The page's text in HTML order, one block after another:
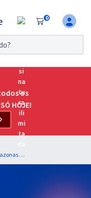
0
da
os
HOJE!
ALEAM - Assembleia Legislativa do Estado do Amazonas - Conhecimentos Específicos para o Cargo de Analista Legislativo - Programador